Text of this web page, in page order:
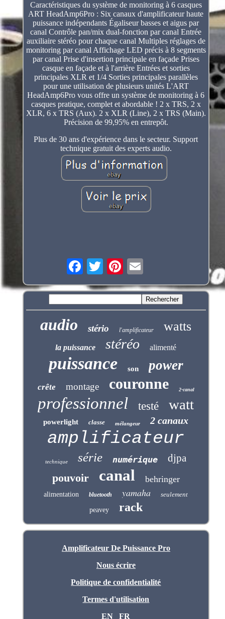
Caractéristiques du système de monitoring à 6 casques
ART HeadAmp6Pro : Six canaux d'amplificateur haute
puissance indépendants Égaliseur basses et aigus par
canal Contrôle pan/mix dual-fonction par canal Entrée
auxiliaire stéréo pour chaque canal Multiples réglages de
monitoring par canal Affichage LED précis à 8 segments
par canal Prise d'insertion principale en façade Prises
casque en façade et à l'arrière Entrées et sorties
principales XLR et 1/4 Sorties principales parallèles
pour une utilisation de plusieurs unités L'ART
HeadAmp6Pro vous offre un système de monitoring à 6
casques pratique, complet et abordable ! 2 x TRS, 2 x
XLR, 6 x TRS (Aux). 2 x XLR (Line), 2 x TRS (Main).
Précision de 99,95% en entrepôt.
Plus de 30 ans d'expérience dans le secteur. Support
technique gratuit des experts audio.
audio stério l'amplificateur watts
la puissance stéréo alimenté
puissance son power
crête montage couronne 2-canal
professionnel testé watt
powerlight classe mélangeur 2 canaux
amplificateur
technique série numérique djpa
pouvoir canal behringer
alimentation bluetooth yamaha seulement
peavey rack
Amplificateur De Puissance Pro
Nous écrire
Politique de confidentialité
Termes d'utilisation
EN
FR